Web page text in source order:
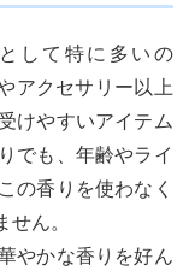
して特に多いの
アクセサリー以上
けやすいアイテム
でも、年齢やライ
の香りを使わなく
ん。
やかな香りを好ん